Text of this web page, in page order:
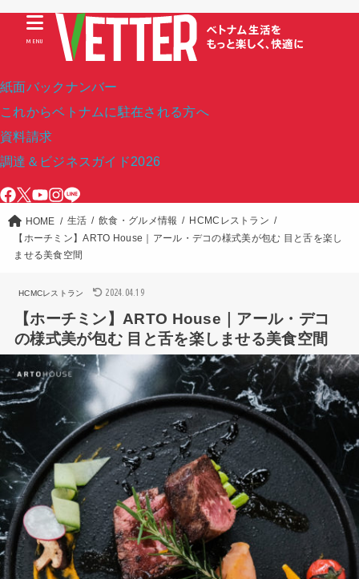
紙面バックナンバー
これからベトナムに駐在される方へ
資料請求
調達＆ビジネスガイド2026
MENU
HOME 生活 飲食・グルメ情報
HCMCレストラン
【ホーチミン】ARTO House｜アール・デコの様式美が包む 目と舌を楽し
ませる美食空間
HCMCレストラン 2024.04.19
【ホーチミン】ARTO House｜アール・デコ
の様式美が包む 目と舌を楽しませる美食空間